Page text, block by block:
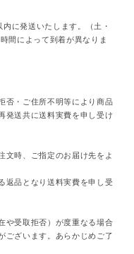
に発送いたします。（土・
間によって到着が異なりま
否・ご住所不明等により商品
発送共に送料実費を申し受け
文時、ご指定のお届け先をよ
返品となり送料実費を申し受
や受取拒否）が度重なる場合
ございます。あらかじめご了